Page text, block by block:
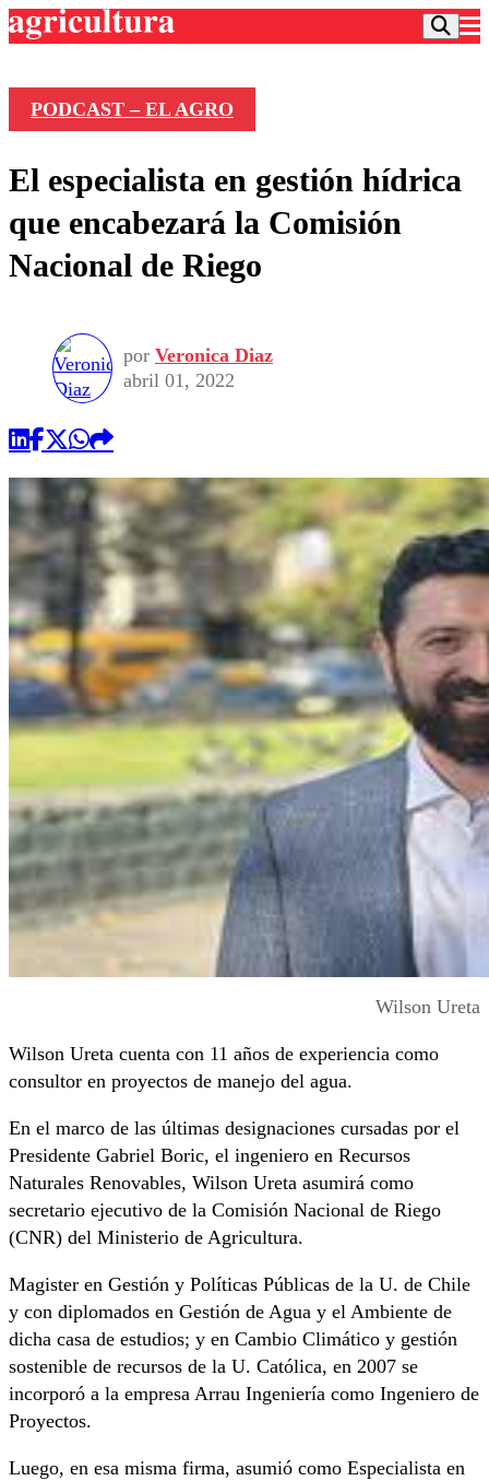
Frecuencias
Agricultura TV
Deportes
Colo Colo
Seleccion Chilena
Torneo Internacional
Entretención
Economía
Internacional
Publicaciones en medios
Opinión
PODCAST – EL AGRO
El especialista en gestión hídrica
que encabezará la Comisión
Nacional de Riego
por Veronica Diaz
abril 01, 2022
Wilson Ureta
Wilson Ureta cuenta con 11 años de experiencia como
consultor en proyectos de manejo del agua.
En el marco de las últimas designaciones cursadas por el
Presidente Gabriel Boric, el ingeniero en Recursos
Naturales Renovables, Wilson Ureta asumirá como
secretario ejecutivo de la Comisión Nacional de Riego
(CNR) del Ministerio de Agricultura.
Magister en Gestión y Políticas Públicas de la U. de Chile
y con diplomados en Gestión de Agua y el Ambiente de
dicha casa de estudios; y en Cambio Climático y gestión
sostenible de recursos de la U. Católica, en 2007 se
incorporó a la empresa Arrau Ingeniería como Ingeniero de
Proyectos.
Luego, en esa misma firma, asumió como Especialista en